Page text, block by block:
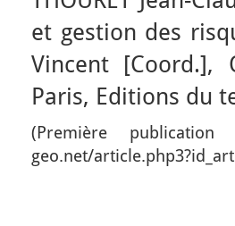
et gestion des
Vincent [Coord.],
Paris, Editions du
(Première
geo.net/